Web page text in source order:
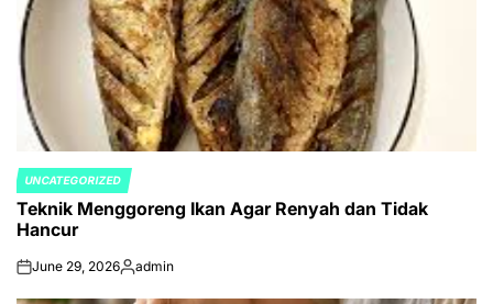
POSTED
IN
UNCATEGORIZED
Teknik Menggoreng Ikan Agar Renyah dan Tidak
Hancur
onJune 29, 2026Posted
admin